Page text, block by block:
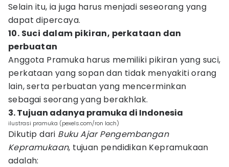
Selain itu, ia juga harus menjadi seseorang yang
dapat dipercaya.
10. Suci dalam pikiran, perkataan dan
perbuatan
Anggota Pramuka harus memiliki pikiran yang suci,
perkataan yang sopan dan tidak menyakiti orang
lain, serta perbuatan yang mencerminkan
sebagai seorang yang berakhlak.
3. Tujuan adanya pramuka di Indonesia
ilustrasi pramuka (pexels.com/ron lach)
Dikutip dari Buku Ajar Pengembangan
Kepramukaan, tujuan pendidikan Kepramukaan
adalah: